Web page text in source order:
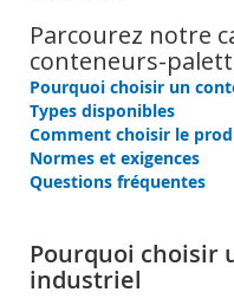
Parcourez notre
conteneurs-
Pourquoi choisir un
Types disponibles
Comment choisir le
Normes et exigences
Questions fréquentes
Pourquoi choisir
industriel